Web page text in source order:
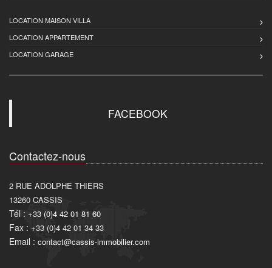
LOCATION MAISON VILLA
LOCATION APPARTEMENT
LOCATION GARAGE
FACEBOOK
Contactez-nous
2 RUE ADOLPHE THIERS
13260 CASSIS
Tél : +33 (0)4 42 01 81 60
Fax : +33 (0)4 42 01 34 33
Email : contact@cassis-immobilier.com